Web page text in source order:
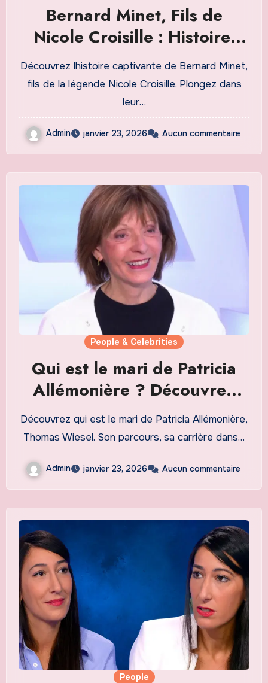
Bernard Minet, Fils de
Nicole Croisille : Histoire,
Carrière et Héritage Musical
Incontournable
Découvrez lhistoire captivante de Bernard Minet,
fils de la légende Nicole Croisille. Plongez dans
leur…
Admin janvier 23, 2026 Aucun commentaire
People & Celebrities
Qui est le mari de Patricia
Allémonière ? Découvrez
Thomas Wiesel, lhomme
derrière la célèbre
présentatrice
Découvrez qui est le mari de Patricia Allémonière,
Thomas Wiesel. Son parcours, sa carrière dans…
Admin janvier 23, 2026 Aucun commentaire
People